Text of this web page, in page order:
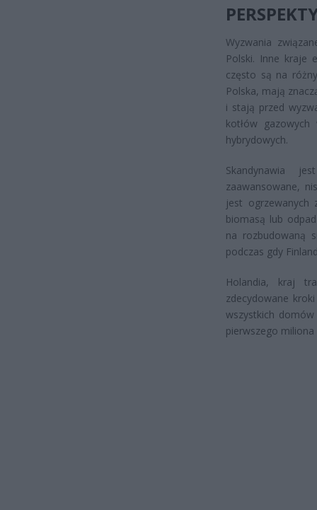
Wyzwania
Polski. Inne kraje
często są na
Polska, mają
i stają przed
kotłów
hybrydowych.
Skandynawia
zaawansowane,
jest ogrzewanych
biomasą lub
na rozbudowaną
podczas gdy
Holandia, kraj
zdecydowane
wszystkich
pierwszego